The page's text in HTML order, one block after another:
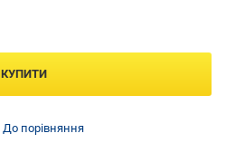
КУПИТИ
До порівняння